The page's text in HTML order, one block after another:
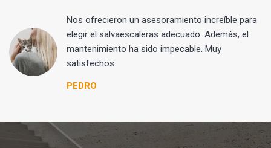
Nos ofrecieron un asesoramiento increíble para
elegir el salvaescaleras adecuado. Además, el
mantenimiento ha sido impecable. Muy
satisfechos.
PEDRO